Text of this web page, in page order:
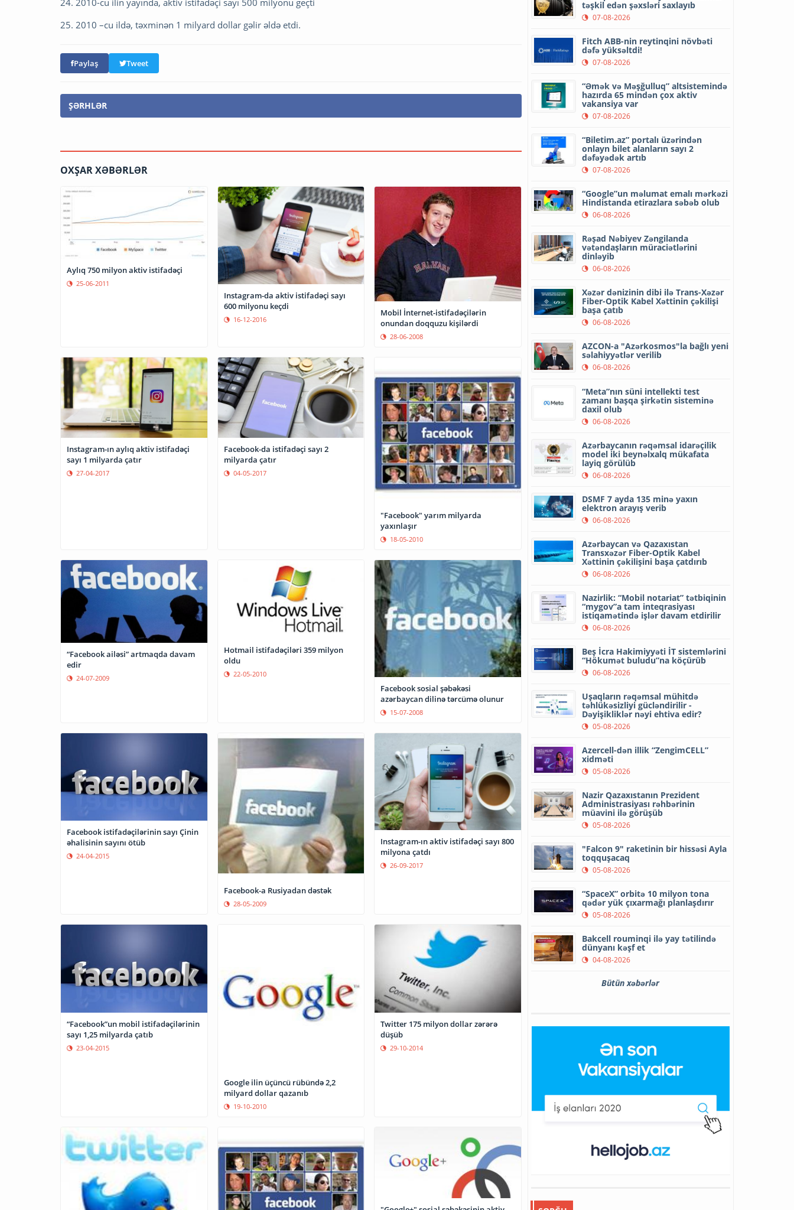
24. 2010-cu ilin yayında, aktiv istifadəçi sayı 500 milyonu geçti
25. 2010 –cu ildə, təxminən 1 milyard dollar gəlir əldə etdi.
Paylaş Tweet
ŞƏRHLƏR
OXŞAR XƏBƏRLƏR
Aylıq 750 milyon aktiv istifadəçi
25-06-2011
Instagram-da aktiv istifadəçi sayı
600 milyonu keçdi
16-12-2016
Mobil İnternet-istifadəçilərin
onundan doqquzu kişilərdi
28-06-2008
Instagram-ın aylıq aktiv istifadəçi
sayı 1 milyarda çatır
27-04-2017
Facebook-da istifadəçi sayı 2
milyarda çatır
04-05-2017
"Facebook" yarım milyarda
yaxınlaşır
18-05-2010
“Facebook ailəsi” artmaqda davam
edir
24-07-2009
Hotmail istifadəçiləri 359 milyon
oldu
22-05-2010
Facebook sosial şəbəkəsi
azərbaycan dilinə tərcümə olunur
15-07-2008
Facebook istifadəçilərinin sayı Çinin
əhalisinin sayını ötüb
24-04-2015
Facebook-a Rusiyadan dəstək
28-05-2009
Instagram-ın aktiv istifadəçi sayı 800
milyona çatdı
26-09-2017
“Facebook”un mobil istifadəçilərinin
sayı 1,25 milyarda çatıb
23-04-2015
Google ilin üçüncü rübündə 2,2
milyard dollar qazanıb
19-10-2010
Twitter 175 milyon dollar zərərə
düşüb
29-10-2014
təşkil edən şəxsləri saxlayıb
07-08-2026
Fitch ABB-nin reytinqini növbəti
dəfə yüksəltdi!
07-08-2026
“Əmək və Məşğulluq” altsistemində
hazırda 65 mindən çox aktiv
vakansiya var
07-08-2026
“Biletim.az” portalı üzərindən
onlayn bilet alanların sayı 2
dəfəyədək artıb
07-08-2026
“Google”un məlumat emalı mərkəzi
Hindistanda etirazlara səbəb olub
06-08-2026
Rəşad Nəbiyev Zəngilanda
vətəndaşların müraciətlərini
dinləyib
06-08-2026
Xəzər dənizinin dibi ilə Trans-Xəzər
Fiber-Optik Kabel Xəttinin çəkilişi
başa çatıb
06-08-2026
AZCON-a "Azərkosmos"la bağlı yeni
səlahiyyətlər verilib
06-08-2026
“Meta”nın süni intellekti test
zamanı başqa şirkətin sisteminə
daxil olub
06-08-2026
Azərbaycanın rəqəmsal idarəçilik
model iki beynəlxalq mükafata
layiq görülüb
06-08-2026
DSMF 7 ayda 135 minə yaxın
elektron arayış verib
06-08-2026
Azərbaycan və Qazaxıstan
Transxəzər Fiber-Optik Kabel
Xəttinin çəkilişini başa çatdırıb
06-08-2026
Nazirlik: “Mobil notariat” tətbiqinin
“mygov”a tam inteqrasiyası
istiqamətində işlər davam etdirilir
06-08-2026
Beş İcra Hakimiyyəti İT sistemlərini
“Hökumət buludu”na köçürüb
06-08-2026
Uşaqların rəqəmsal mühitdə
təhlükəsizliyi gücləndirilir -
Dəyişikliklər nəyi ehtiva edir?
05-08-2026
Azercell-dən illik “ZengimCELL”
xidməti
05-08-2026
Nazir Qazaxıstanın Prezident
Administrasiyası rəhbərinin
müavini ilə görüşüb
05-08-2026
"Falcon 9" raketinin bir hissəsi Ayla
toqquşacaq
05-08-2026
“SpaceX” orbitə 10 milyon tona
qədər yük çıxarmağı planlaşdırır
05-08-2026
Bakcell rouminqi ilə yay tətilində
dünyanı kəşf et
04-08-2026
Bütün xəbərlər